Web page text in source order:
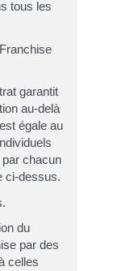
tous les
garantit
au-delà
égale au
chacun
ci-dessus.
du
par des
celles